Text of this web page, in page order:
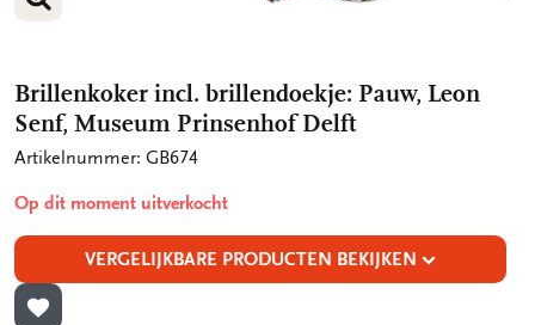
VERGROOT AFBEELDING
Brillenkoker incl. brillendoekje: Pauw, Leon
Senf, Museum Prinsenhof Delft
Artikelnummer: GB674
Op dit moment uitverkocht
VERGELIJKBARE PRODUCTEN BEKIJKEN